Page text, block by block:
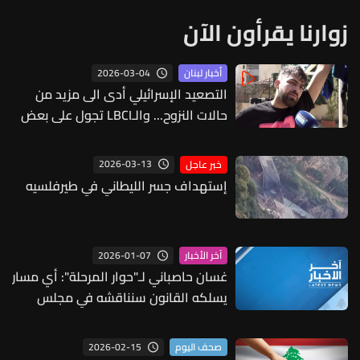
زوارنا يقرأون الآن
أخبار لبنان 2026-03-04
التصعيد الإسرائيلي أدى الى مزيد من
حالات النزوح... والـLBCI تجول على بعض
خبر عاجل 2026-03-13
إستهداف جسر الليطاني في طيرفلسيه
آخر الأخبار 2026-01-07
غسان حاصباني لـ"حوار المرحلة": أي مسار
يسلكه القانون سنناقشه في مجلس
صحف اليوم 2026-02-15